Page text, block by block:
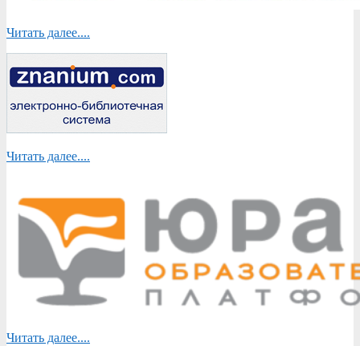
Читать далее....
Читать далее....
Читать далее....